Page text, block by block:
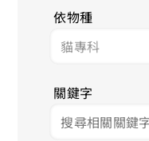
依物種
關鍵字